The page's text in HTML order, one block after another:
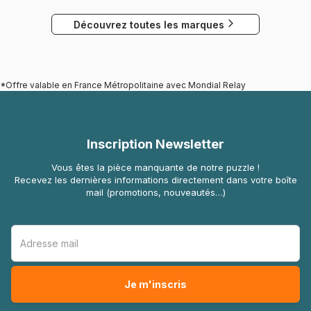
Découvrez toutes les marques
*Offre valable en France Métropolitaine avec Mondial Relay
Inscription Newsletter
Vous êtes la pièce manquante de notre puzzle !
Recevez les dernières informations directement dans votre boîte
mail (promotions, nouveautés…)